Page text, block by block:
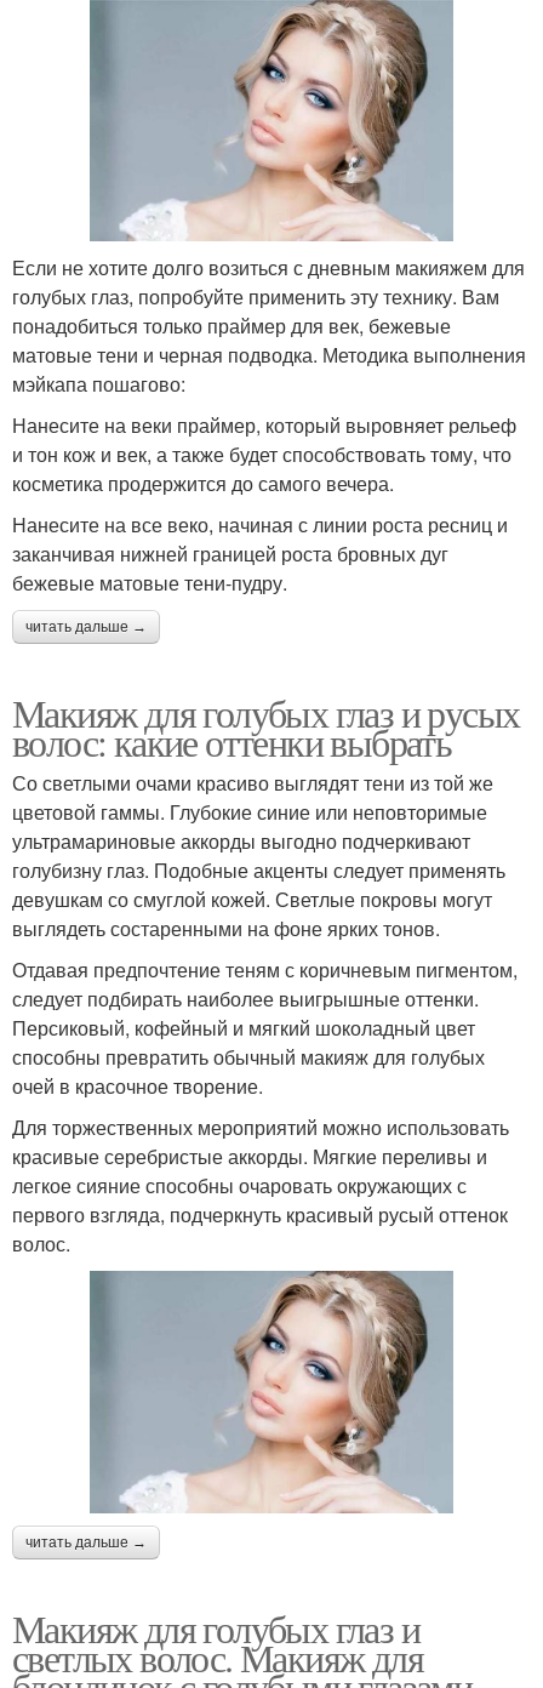
Если не хотите долго возиться с дневным макияжем для
голубых глаз, попробуйте применить эту технику. Вам
понадобиться только праймер для век, бежевые
матовые тени и черная подводка. Методика выполнения
мэйкапа пошагово:
Нанесите на веки праймер, который выровняет рельеф
и тон кож и век, а также будет способствовать тому, что
косметика продержится до самого вечера.
Нанесите на все веко, начиная с линии роста ресниц и
заканчивая нижней границей роста бровных дуг
бежевые матовые тени-пудру.
читать дальше →
Макияж для голубых глаз и русых
волос: какие оттенки выбрать
Со светлыми очами красиво выглядят тени из той же
цветовой гаммы. Глубокие синие или неповторимые
ультрамариновые аккорды выгодно подчеркивают
голубизну глаз. Подобные акценты следует применять
девушкам со смуглой кожей. Светлые покровы могут
выглядеть состаренными на фоне ярких тонов.
Отдавая предпочтение теням с коричневым пигментом,
следует подбирать наиболее выигрышные оттенки.
Персиковый, кофейный и мягкий шоколадный цвет
способны превратить обычный макияж для голубых
очей в красочное творение.
Для торжественных мероприятий можно использовать
красивые серебристые аккорды. Мягкие переливы и
легкое сияние способны очаровать окружающих с
первого взгляда, подчеркнуть красивый русый оттенок
волос.
читать дальше →
Макияж для голубых глаз и
светлых волос. Макияж для